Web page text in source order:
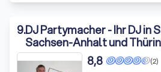
9.DJ Partymacher - Ihr DJ in
Sachsen-Anhalt und
(2)
8,8